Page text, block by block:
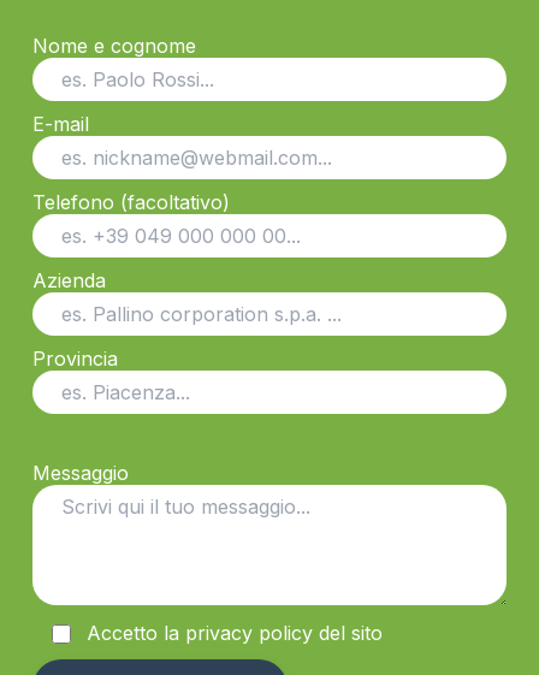
Nome e cognome
E-mail
Telefono (facoltativo)
Azienda
Provincia
Messaggio
Accetto la privacypolicy del sito